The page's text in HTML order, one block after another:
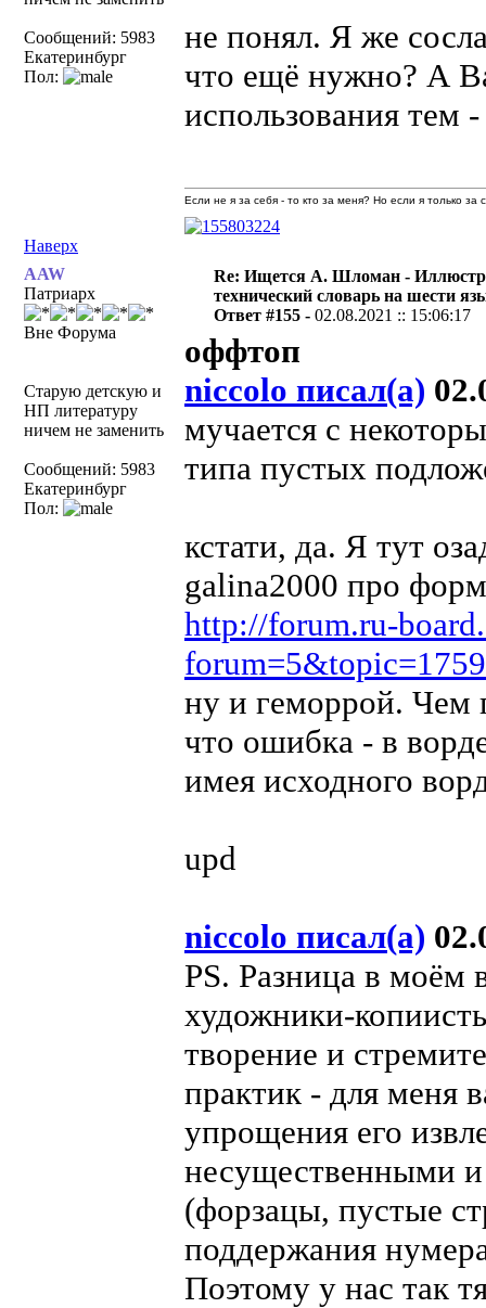
Сообщений: 5983
Екатеринбург
Пол:
не понял. Я же
что ещё нужно? А
использования тем -
Наверх
Если не я за себя - то кто за меня? Но если я только
AAW
Патриарх
Вне Форума
Старую детскую и
НП литературу
ничем не заменить
Сообщений: 5983
Екатеринбург
Пол:
Re: Ищется А. Шломан -
технический словарь на шести
Ответ #155 -02.08.2021 :: 15:06:17
оффтоп
niccolo писал(а)
мучается с
типа пустых
кстати, да. Я тут
galina2000 про
http://forum.ru-
ну и геморрой. Чем
что ошибка - в
имея исходного
upd
niccolo писал(а)
PS. Разница в моём
художники-
творение и
практик - для меня
упрощения его
несущественными
(форзацы, пустые
поддержания
Поэтому у нас так